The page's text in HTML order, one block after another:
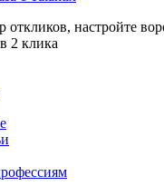
откликов, настройте
2 клика